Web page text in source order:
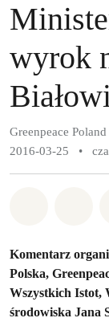
wyrok
Greenpeace Poland
2016-03-25
•
Komentarz
Polska,
Wszystkich Istot,
środowiska Jana